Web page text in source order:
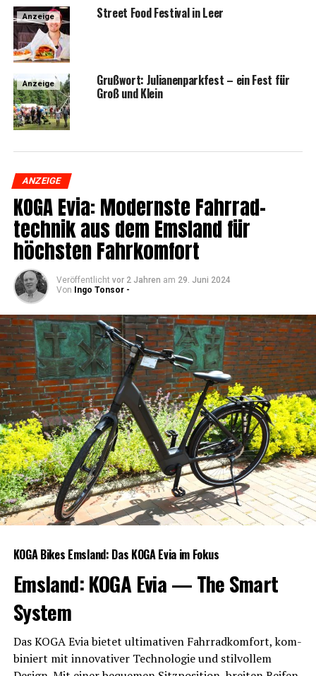
Anzeige Street Food Fes­ti­val in Leer
Anzeige Gruß­wort: Julia­nen­park­fest – ein Fest für
Groß und Klein
ANZEIGE
KOGA Evia: Moderns­te Fahr­rad­
tech­nik aus dem Ems­land für
höchs­ten Fahrkomfort
Veröffentlicht vor 2 Jahren am 29. Juni 2024
Von Ingo Tonsor -
KOGA Bikes Ems­land: Das KOGA Evia im Fokus
Ems­land: KOGA Evia — The Smart
System
Das KOGA Evia bie­tet ulti­ma­ti­ven Fahr­rad­kom­fort, kom­
bi­niert mit inno­va­ti­ver Tech­no­lo­gie und stil­vol­lem